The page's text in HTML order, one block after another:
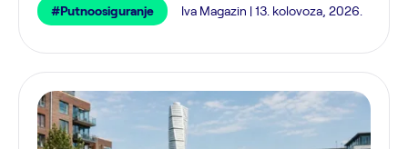
#Putnoosiguranje Iva Magazin | 13. kolovoza, 2026.